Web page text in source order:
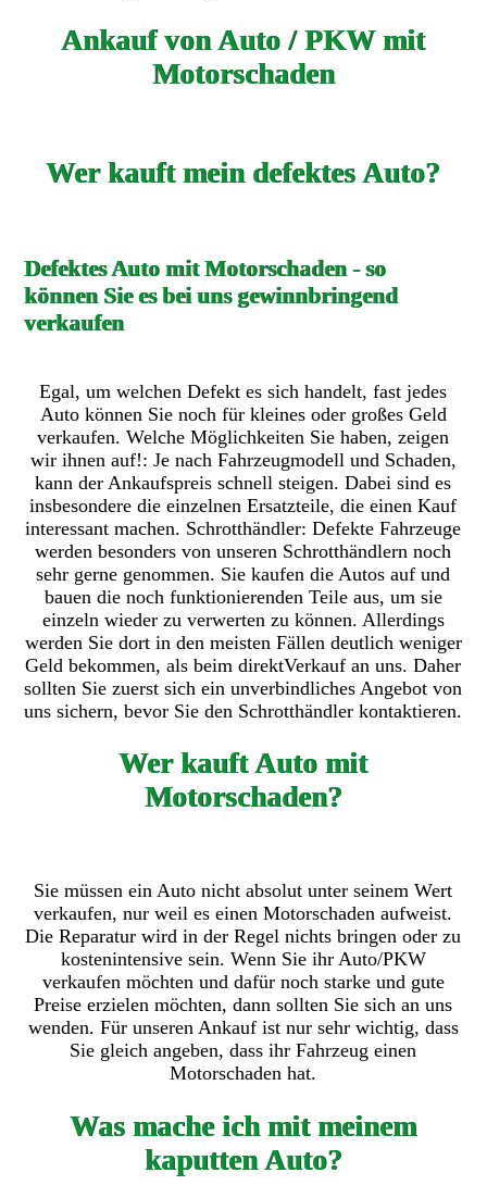
Ankauf von Auto / PKW mit
Motorschaden
Wer kauft mein defektes Auto?
Defektes Auto mit Motorschaden - so
können Sie es bei uns gewinnbringend
verkaufen
Egal, um welchen Defekt es sich handelt, fast jedes
Auto können Sie noch für kleines oder großes Geld
verkaufen. Welche Möglichkeiten Sie haben, zeigen
wir ihnen auf!: Je nach Fahrzeugmodell und Schaden,
kann der Ankaufspreis schnell steigen. Dabei sind es
insbesondere die einzelnen Ersatzteile, die einen Kauf
interessant machen. Schrotthändler: Defekte Fahrzeuge
werden besonders von unseren Schrotthändlern noch
sehr gerne genommen. Sie kaufen die Autos auf und
bauen die noch funktionierenden Teile aus, um sie
einzeln wieder zu verwerten zu können. Allerdings
werden Sie dort in den meisten Fällen deutlich weniger
Geld bekommen, als beim direktVerkauf an uns. Daher
sollten Sie zuerst sich ein unverbindliches Angebot von
uns sichern, bevor Sie den Schrotthändler kontaktieren.
Wer kauft Auto mit
Motorschaden?
Sie müssen ein Auto nicht absolut unter seinem Wert
verkaufen, nur weil es einen Motorschaden aufweist.
Die Reparatur wird in der Regel nichts bringen oder zu
kostenintensive sein. Wenn Sie ihr Auto/PKW
verkaufen möchten und dafür noch starke und gute
Preise erzielen möchten, dann sollten Sie sich an uns
wenden. Für unseren Ankauf ist nur sehr wichtig, dass
Sie gleich angeben, dass ihr Fahrzeug einen
Motorschaden hat.
Was mache ich mit meinem
kaputten Auto?